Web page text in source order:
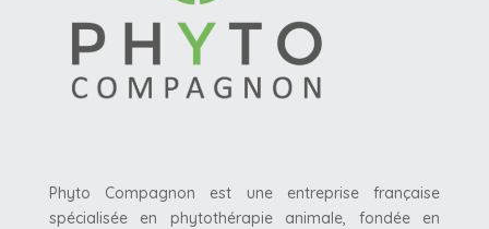
Phyto Compagnon est une entreprise française
spécialisée en phytothérapie animale, fondée en